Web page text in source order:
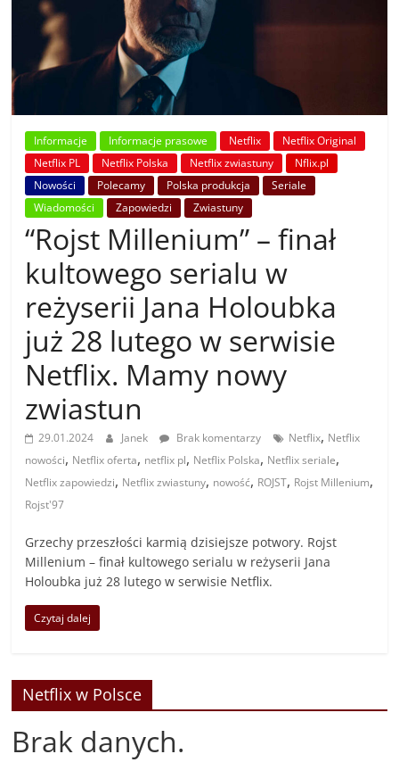
Informacje Informacje prasowe Netflix
Netflix Original
Netflix PL
Netflix Polska Netflix zwiastuny
Nflix.pl
Nowości
Polecamy Polska produkcja
Seriale
Wiadomości
Zapowiedzi Zwiastuny
“Rojst Millenium” – finał
kultowego serialu w
reżyserii Jana Holoubka
już 28 lutego w serwisie
Netflix. Mamy nowy
zwiastun
29.01.2024 Janek Brak komentarzy Netflix, Netflix
nowości, Netflix oferta, netflix pl, Netflix Polska, Netflix seriale,
Netflix zapowiedzi, Netflix zwiastuny, nowość, ROJST, Rojst Millenium,
Rojst'97
Grzechy przeszłości karmią dzisiejsze potwory. Rojst
Millenium – finał kultowego serialu w reżyserii Jana
Holoubka już 28 lutego w serwisie Netflix.
Czytaj dalej
Netflix w Polsce
Brak danych.